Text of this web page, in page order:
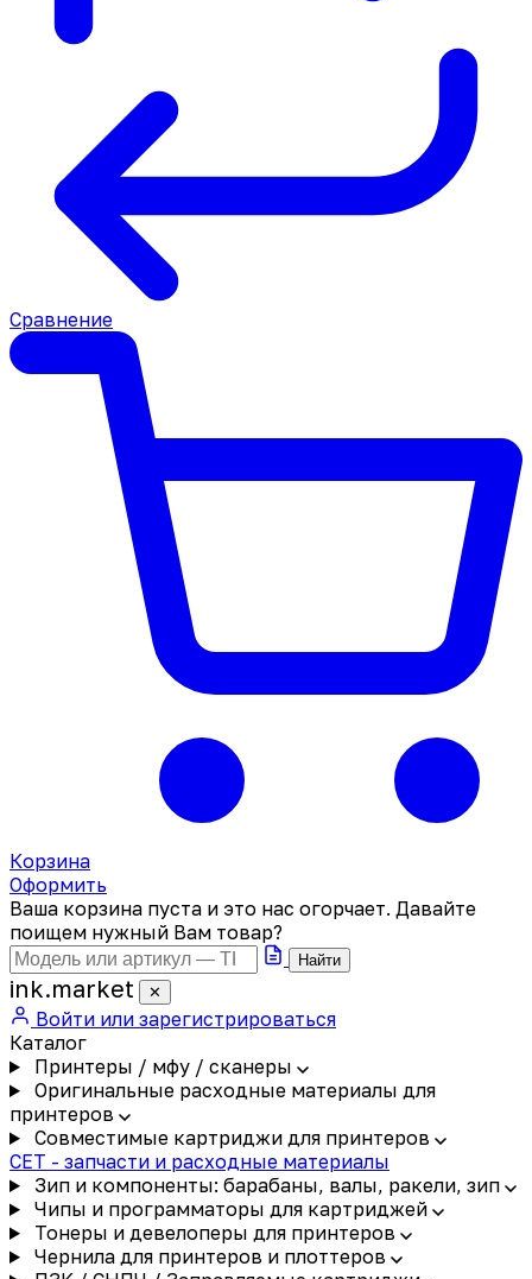
Сравнение
Корзина
Оформить
Ваша корзина пуста и это нас огорчает. Давайте
поищем нужный Вам товар?
Найти
ink.market ✕
Войти или зарегистрироваться
Каталог
Принтеры / мфу / сканеры
Оригинальные расходные материалы для
принтеров
Совместимые картриджи для принтеров
CET - запчасти и расходные материалы
Зип и компоненты: барабаны, валы, ракели, зип
Чипы и программаторы для картриджей
Тонеры и девелоперы для принтеров
Чернила для принтеров и плоттеров